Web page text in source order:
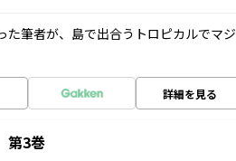
筆者が、島で出合うトロピカルでマジ
詳細を見る
第3巻